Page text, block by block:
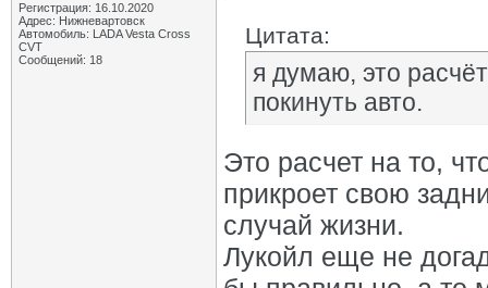
Регистрация: 16.10.2020
Адрес: Нижневартовск
Автомобиль: LADA Vesta Cross
CVT
Сообщений: 18
Цитата:
я думаю, это
покинуть авто.
Это расчет на то,
прикроет свою
случай жизни.
Лукойл еще не